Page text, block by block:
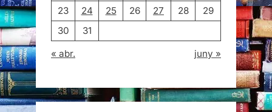
23
24 25 26 27 28
29
30
31
« abr.
juny »